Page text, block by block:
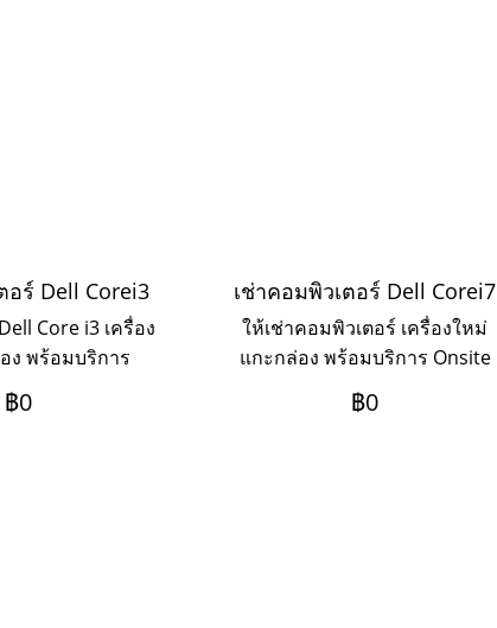
อร์ Dell Corei3
Core i3 เครื่อง
ง พร้อมบริการ
ระยะเช่า 3ปี
ดือน หากต้องการ
฿0
เช่าคอมพิวเตอร์ Dell Corei7
ให้เช่าคอมพิวเตอร์ เครื่องใหม่
แกะกล่อง พร้อมบริการ Onsite
Service แบบรายวัน รายสัปดาห์
รายเดือน รายปี
฿0